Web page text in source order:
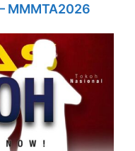
MMMTA2026